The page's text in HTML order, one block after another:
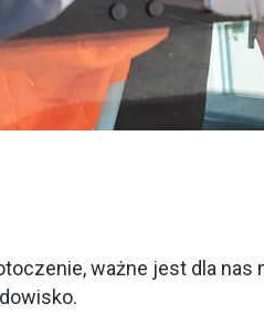
ważne jest dla nas